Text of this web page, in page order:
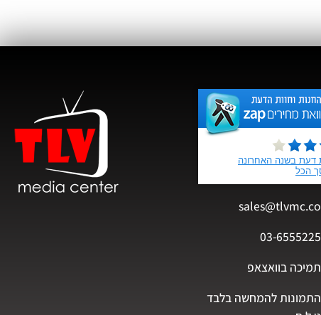
sales@tlvmc.co
03-6555225
תמיכה בוואצאפ
התמונות להמחשה בלבד